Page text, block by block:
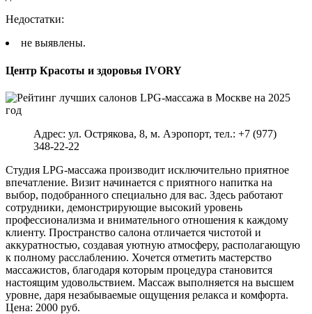
Недостатки:
не выявлены.
Центр Красоты и здоровья IVORY
Адрес: ул. Острякова, 8, м. Аэропорт, тел.: +7 (977)
348-22-22
Студия LPG-массажа производит исключительно приятное
впечатление. Визит начинается с приятного напитка на
выбор, подобранного специально для вас. Здесь работают
сотрудники, демонстрирующие высокий уровень
профессионализма и внимательного отношения к каждому
клиенту. Пространство салона отличается чистотой и
аккуратностью, создавая уютную атмосферу, располагающую
к полному расслаблению. Хочется отметить мастерство
массажистов, благодаря которым процедура становится
настоящим удовольствием. Массаж выполняется на высшем
уровне, даря незабываемые ощущения релакса и комфорта.
Цена: 2000 руб.